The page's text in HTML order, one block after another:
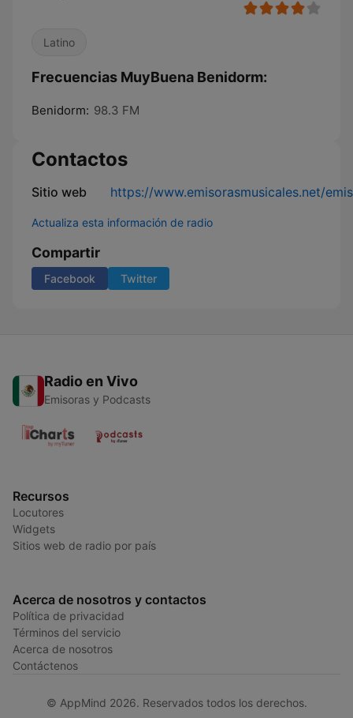
Latino
Frecuencias MuyBuena Benidorm:
Benidorm: 98.3 FM
Contactos
Sitio web https://www.emisorasmusicales.net/
Actualiza esta información de radio
Compartir
Facebook Twitter
Radio en Vivo
Emisoras y Podcasts
Recursos
Locutores
Widgets
Sitios web de radio por país
Acerca de nosotros y contactos
Política de privacidad
Términos del servicio
Acerca de nosotros
Contáctenos
© AppMind 2026. Reservados todos los derechos.